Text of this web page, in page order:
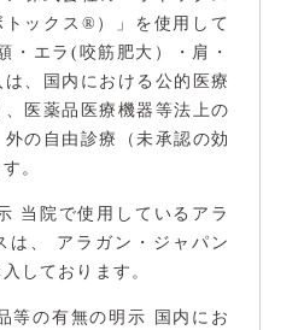
ックス®）」を使用して
・エラ(咬筋肥大）・肩・
、国内における公的医療
医薬品医療機器等法上の
の自由診療（未承認の効
。
当院で使用しているアラ
は、 アラガン・ジャパン
しております。
等の有無の明示 国内にお